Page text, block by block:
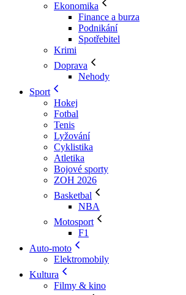
Ekonomika
Finance a burza
Podnikání
Spotřebitel
Krimi
Doprava
Nehody
Sport
Hokej
Fotbal
Tenis
Lyžování
Cyklistika
Atletika
Bojové sporty
ZOH 2026
Basketbal
NBA
Motosport
F1
Auto-moto
Elektromobily
Kultura
Filmy & kino